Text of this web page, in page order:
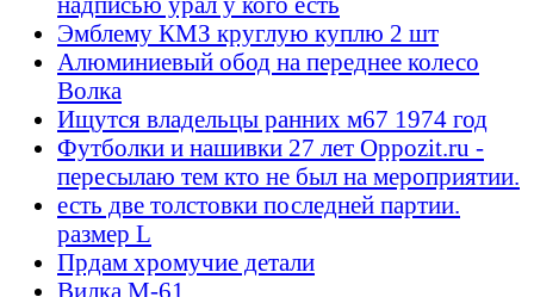
Эмблему КМЗ круглую куплю 2 шт
Алюминиевый обод на переднее колесо
Волка
Ищутся владельцы ранних м67 1974 год
Футболки и нашивки 27 лет Oppozit.ru -
пересылаю тем кто не был на мероприятии.
есть две толстовки последней партии.
размер L
Прдам хромучие детали
Вилка М-61